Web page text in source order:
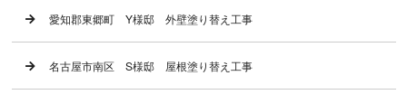
愛知郡東郷町 Y様邸 外壁塗り替え工事
名古屋市南区 S様邸 屋根塗り替え工事